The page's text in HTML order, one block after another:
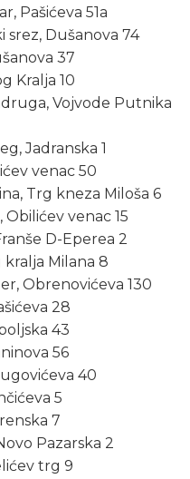
Pašićeva 51a
srez, Dušanova 74
37
Kralja 10
Vojvode Putnika
Jadranska 1
venac 50
Trg kneza Miloša 6
venac 15
D-Eperea 2
Milana 8
Obrenovićeva 130
28
43
56
40
5
7
Pazarska 2
trg 9